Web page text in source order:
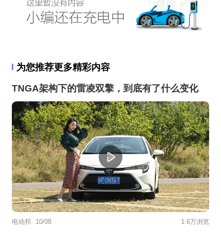
为您推荐更多精彩内容
TNGA架构下的雷凌双擎，到底有了什么变化
电动邦 10/08 1.6万浏览